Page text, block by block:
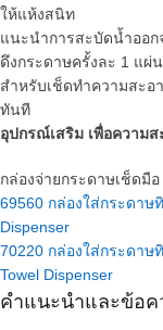
ให้แห้งสนิท
แนะนำการสะบัดน้ำออก
ดึงกระดาษครั้งละ 1 แผ่น
สำหรับเช็ดทำความสะอ
ทันที
อุปกรณ์เสริม เพื่อความ
กล่องจ่ายกระดาษเช็ดมื
69560 กล่องใส่กระดาษ
Dispenser
70220 กล่องใส่กระดาษ
Towel Dispenser
คำแนะนำและข้อค